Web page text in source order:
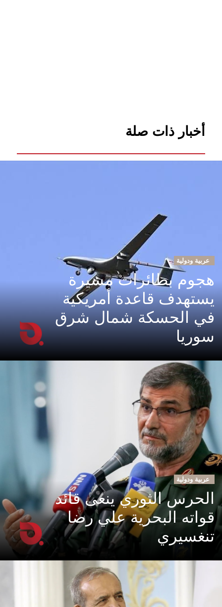
أخبار ذات صلة
عربية ودولية
هجوم بطائرات مسيرة
يستهدف قاعدة أمريكية
في الحسكة شمال شرق
سوريا
عربية ودولية
الحرس الثوري ينعى قائد
قواته البحرية علي رضا
تنغسيري